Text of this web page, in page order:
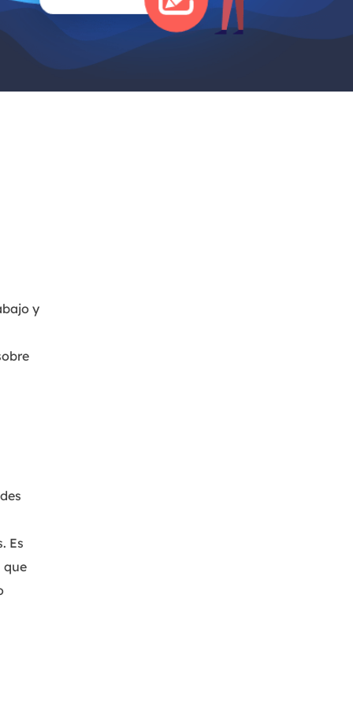
inteligente de Windows.
Video Editor
Editor de videos intuitivo.
Video Downloader
y
Es
que